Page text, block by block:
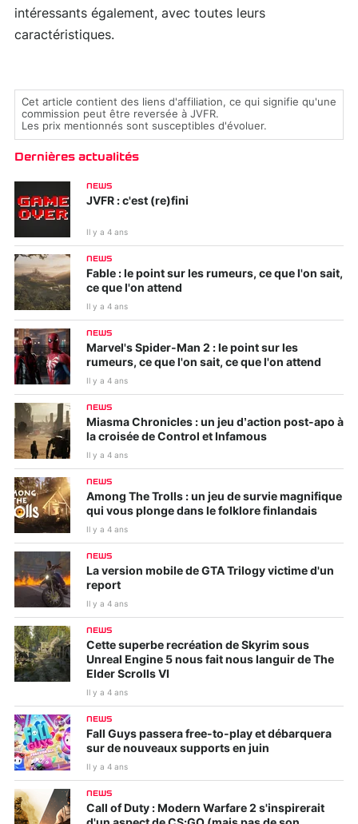
intéressants également, avec toutes leurs
caractéristiques.
Cet article contient des liens d'affiliation, ce qui signifie qu'une
commission peut être reversée à JVFR.
Les prix mentionnés sont susceptibles d'évoluer.
Dernières actualités
NEWS
JVFR : c'est (re)fini
Il y a 4 ans
NEWS
Fable : le point sur les rumeurs, ce que l'on sait,
ce que l'on attend
Il y a 4 ans
NEWS
Marvel's Spider-Man 2 : le point sur les
rumeurs, ce que l'on sait, ce que l'on attend
Il y a 4 ans
NEWS
Miasma Chronicles : un jeu d’action post-apo à
la croisée de Control et Infamous
Il y a 4 ans
NEWS
Among The Trolls : un jeu de survie magnifique
qui vous plonge dans le folklore finlandais
Il y a 4 ans
NEWS
La version mobile de GTA Trilogy victime d'un
report
Il y a 4 ans
NEWS
Cette superbe recréation de Skyrim sous
Unreal Engine 5 nous fait nous languir de The
Elder Scrolls VI
Il y a 4 ans
NEWS
Fall Guys passera free-to-play et débarquera
sur de nouveaux supports en juin
Il y a 4 ans
NEWS
Call of Duty : Modern Warfare 2 s'inspirerait